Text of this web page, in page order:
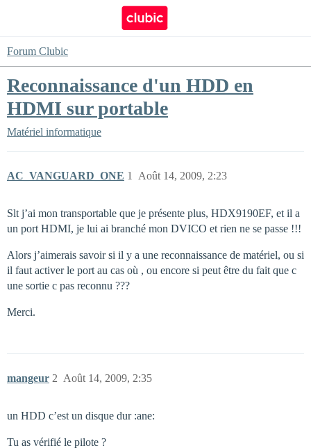
Forum Clubic
Reconnaissance d'un HDD en
HDMI sur portable
Matériel informatique
AC_VANGUARD_ONE Août 14, 2009, 2:23
1
Slt j’ai mon transportable que je présente plus, HDX9190EF, et il a
un port HDMI, je lui ai branché mon DVICO et rien ne se passe !!!
Alors j’aimerais savoir si il y a une reconnaissance de matériel, ou si
il faut activer le port au cas où , ou encore si peut être du fait que c
une sortie c pas reconnu ???
Merci.
mangeur Août 14, 2009, 2:35
2
un HDD c’est un disque dur :ane:
Tu as vérifié le pilote ?